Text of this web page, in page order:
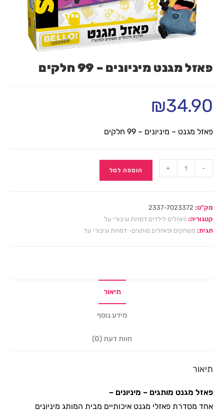
פאזל מגנט מיניונים – 99 חלקים
₪34.90
פאזל מגנט – מיניונים – 99 חלקים
-
+ הוספה לסל
מק"ט: 2337-7023372
קטגוריה:פאזלים לילדים דמויות וגיבורי על
תגית: משחקים ופאזלים מותגים- דמויות וגיבורי על
תיאור
מידע נוסף
חוות דעת (0)
תיאור
פאזל מגנט מותגים – מיניונים –
אחד מסדרת פאזלי מגנט איכותיים מבית המותג מיניונים